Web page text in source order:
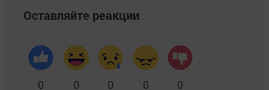
Оставляйте реакции
0 0 0 0 0